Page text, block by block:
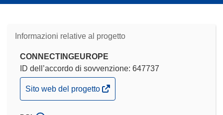
Informazioni relative al progetto
CONNECTINGEUROPE
ID dell’accordo di sovvenzione: 647737
(si
apre
Sito web del progetto